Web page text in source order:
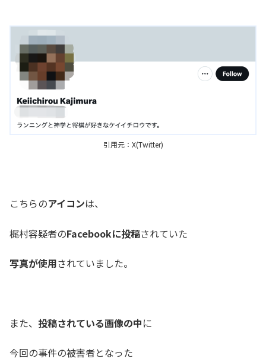
引用元：X(Twitter)
こちらのアイコンは、
梶村容疑者のFacebookに投稿されていた
写真が使用されていました。
また、 投稿されている画像の中に
今回の事件の被害者となった